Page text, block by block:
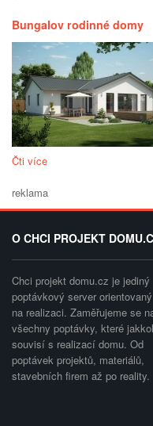
Bungalov rodinné domy
Čti více
reklama
O CHCI PROJEKT
Chci projekt domu.cz je jediný
poptávkový server orientovaný
na realizaci. Zaměřujeme se
všechny poptávky, které
souvisí s realizací domu. Od
poptávek projektů, materiálů,
stavebních firem až po reality.